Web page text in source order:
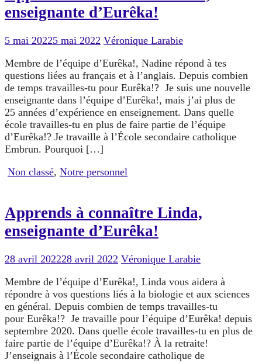
enseignante d’Eurêka!
5 mai 20225 mai 2022 Véronique Larabie
Membre de l’équipe d’Eurêka!, Nadine répond à tes
questions liées au français et à l’anglais. Depuis combien
de temps travailles-tu pour Eurêka!? Je suis une nouvelle
enseignante dans l’équipe d’Eurêka!, mais j’ai plus de
25 années d’expérience en enseignement. Dans quelle
école travailles-tu en plus de faire partie de l’équipe
d’Eurêka!? Je travaille à l’École secondaire catholique
Embrun. Pourquoi […]
Non classé, Notre personnel
Apprends à connaître Linda,
enseignante d’Eurêka!
28 avril 202228 avril 2022 Véronique Larabie
Membre de l’équipe d’Eurêka!, Linda vous aidera à
répondre à vos questions liés à la biologie et aux sciences
en général. Depuis combien de temps travailles-tu
pour Eurêka!? Je travaille pour l’équipe d’Eurêka! depuis
septembre 2020. Dans quelle école travailles-tu en plus de
faire partie de l’équipe d’Eurêka!? À la retraite!
J’enseignais à l’École secondaire catholique de